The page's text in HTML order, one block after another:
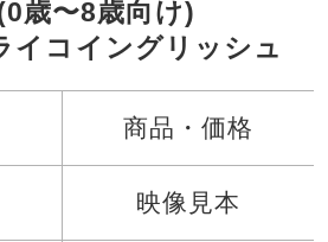
歳〜8歳向け)
イコイングリッシュ
商品・価格
映像見本